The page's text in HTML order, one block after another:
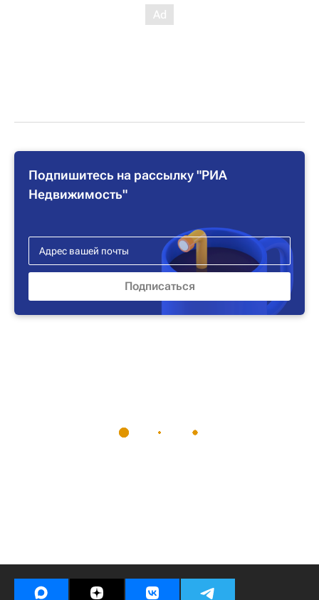
Подпишитесь на рассылку "РИА
Недвижимость"